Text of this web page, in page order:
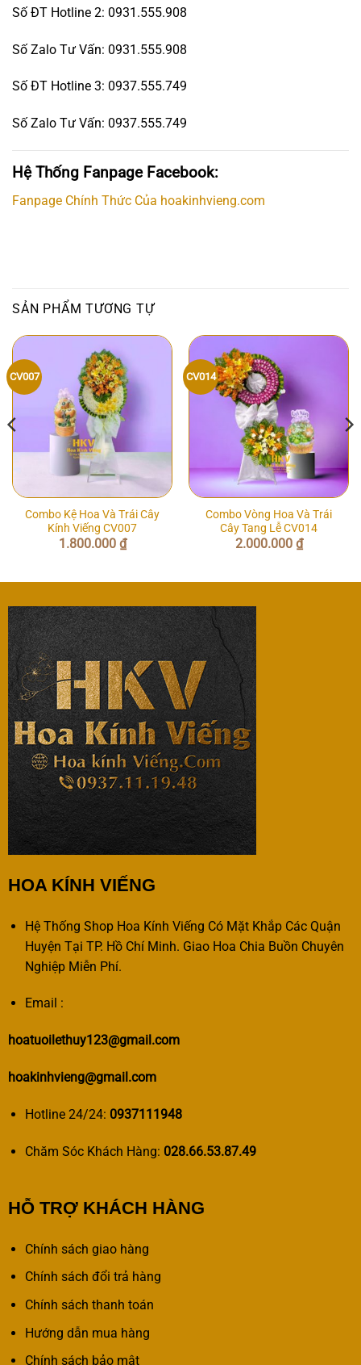
Số ĐT Hotline 2: 0931.555.908
Số Zalo Tư Vấn: 0931.555.908
Số ĐT Hotline 3: 0937.555.749
Số Zalo Tư Vấn: 0937.555.749
Hệ Thống Fanpage Facebook:
Fanpage Chính Thức Của hoakinhvieng.com
SẢN PHẨM TƯƠNG TỰ
CV007
Combo Kệ Hoa Và Trái Cây
Kính Viếng CV007
1.800.000 ₫
CV014
Combo Vòng Hoa Và Trái
Cây Tang Lễ CV014
2.000.000 ₫
HOA KÍNH VIẾNG
Hệ Thống Shop Hoa Kính Viếng Có Mặt Khắp Các Quận
Huyện Tại TP. Hồ Chí Minh. Giao Hoa Chia Buồn Chuyên
Nghiệp Miễn Phí.
Email :
hoatuoilethuy123@gmail.com
hoakinhvieng@gmail.com
Hotline 24/24: 0937111948
Chăm Sóc Khách Hàng: 028.66.53.87.49
HỖ TRỢ KHÁCH HÀNG
Chính sách giao hàng
Chính sách đổi trả hàng
Chính sách thanh toán
Hướng dẫn mua hàng
Chính sách bảo mật